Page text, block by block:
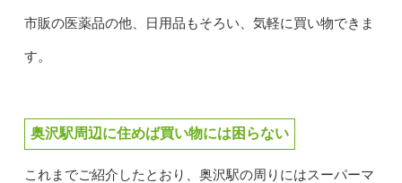
市販の医薬品の他、日用品もそろい、気軽に買い物できま
す。
奥沢駅周辺に住めば買い物には困らない
これまでご紹介したとおり、奥沢駅の周りにはスーパーマ